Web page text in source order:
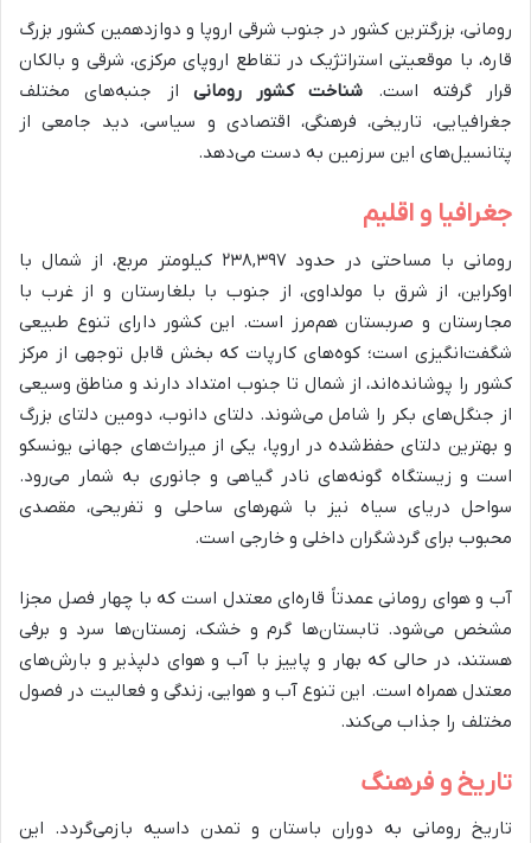
رومانی، بزرگترین کشور در جنوب شرقی اروپا و دوازدهمین کشور بزرگ
قاره، با موقعیتی استراتژیک در تقاطع اروپای مرکزی، شرقی و بالکان
قرار گرفته است. شناخت کشور رومانی از جنبه‌های مختلف
جغرافیایی، تاریخی، فرهنگی، اقتصادی و سیاسی، دید جامعی از
پتانسیل‌های این سرزمین به دست می‌دهد.
جغرافیا و اقلیم
رومانی با مساحتی در حدود ۲۳۸,۳۹۷ کیلومتر مربع، از شمال با
اوکراین، از شرق با مولداوی، از جنوب با بلغارستان و از غرب با
مجارستان و صربستان هم‌مرز است. این کشور دارای تنوع طبیعی
شگفت‌انگیزی است؛ کوه‌های کارپات که بخش قابل توجهی از مرکز
کشور را پوشانده‌اند، از شمال تا جنوب امتداد دارند و مناطق وسیعی
از جنگل‌های بکر را شامل می‌شوند. دلتای دانوب، دومین دلتای بزرگ
و بهترین دلتای حفظ‌شده در اروپا، یکی از میراث‌های جهانی یونسکو
است و زیستگاه گونه‌های نادر گیاهی و جانوری به شمار می‌رود.
سواحل دریای سیاه نیز با شهرهای ساحلی و تفریحی، مقصدی
محبوب برای گردشگران داخلی و خارجی است.
آب و هوای رومانی عمدتاً قاره‌ای معتدل است که با چهار فصل مجزا
مشخص می‌شود. تابستان‌ها گرم و خشک، زمستان‌ها سرد و برفی
هستند، در حالی که بهار و پاییز با آب و هوای دلپذیر و بارش‌های
معتدل همراه است. این تنوع آب و هوایی، زندگی و فعالیت در فصول
مختلف را جذاب می‌کند.
تاریخ و فرهنگ
تاریخ رومانی به دوران باستان و تمدن داسیه بازمی‌گردد. این